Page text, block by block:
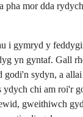
pha mor dda
i gymryd y
yn gyntaf. Gall
godi'n sydyn, a
chi am roi'r
gweithiwch